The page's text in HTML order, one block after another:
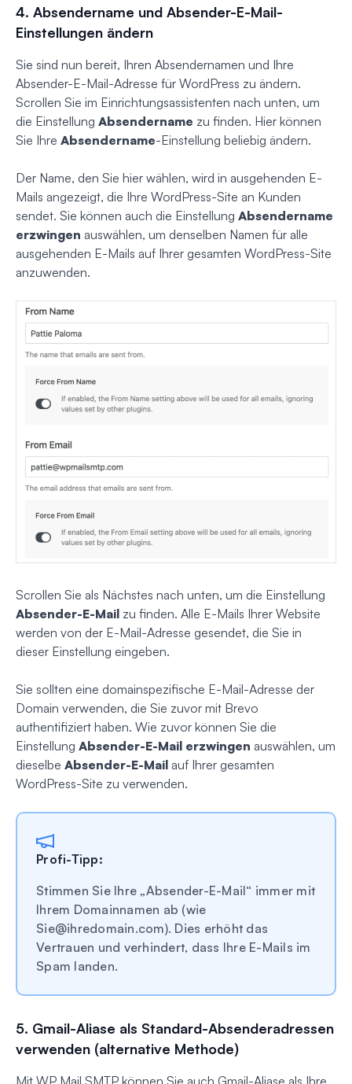
4. Absendername und Absender-E-Mail-
Einstellungen ändern
Sie sind nun bereit, Ihren Absendernamen und Ihre
Absender-E-Mail-Adresse für WordPress zu ändern.
Scrollen Sie im Einrichtungsassistenten nach unten, um
die Einstellung Absendername zu finden. Hier können
Sie Ihre Absendername-Einstellung beliebig ändern.
Der Name, den Sie hier wählen, wird in ausgehenden E-
Mails angezeigt, die Ihre WordPress-Site an Kunden
sendet. Sie können auch die Einstellung Absendername
erzwingen auswählen, um denselben Namen für alle
ausgehenden E-Mails auf Ihrer gesamten WordPress-Site
anzuwenden.
Scrollen Sie als Nächstes nach unten, um die Einstellung
Absender-E-Mail zu finden. Alle E-Mails Ihrer Website
werden von der E-Mail-Adresse gesendet, die Sie in
dieser Einstellung eingeben.
Sie sollten eine domainspezifische E-Mail-Adresse der
Domain verwenden, die Sie zuvor mit Brevo
authentifiziert haben. Wie zuvor können Sie die
Einstellung Absender-E-Mail erzwingen auswählen, um
dieselbe Absender-E-Mail auf Ihrer gesamten
WordPress-Site zu verwenden.
Profi-Tipp:
Stimmen Sie Ihre „Absender-E-Mail“ immer mit
Ihrem Domainnamen ab (wie
Sie@ihredomain.com). Dies erhöht das
Vertrauen und verhindert, dass Ihre E-Mails im
Spam landen.
5. Gmail-Aliase als Standard-Absenderadressen
verwenden (alternative Methode)
Mit WP Mail SMTP können Sie auch Gmail-Aliase als Ihre